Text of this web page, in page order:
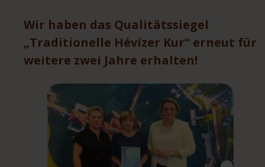
Wir haben das Qualitätssiegel
„Traditionelle Hévízer Kur“ erneut für
weitere zwei Jahre erhalten!